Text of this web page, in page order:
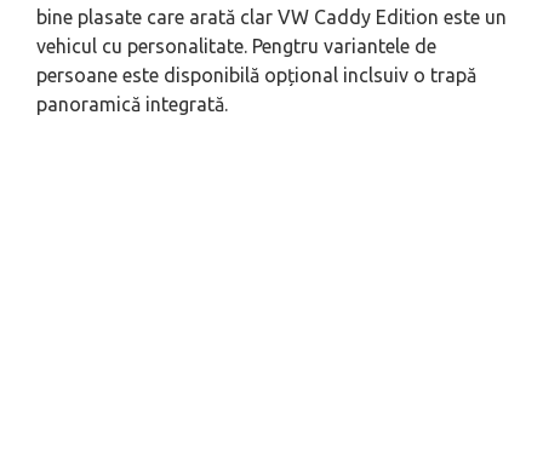
bine plasate care arată clar VW Caddy Edition este un
vehicul cu personalitate. Pengtru variantele de
persoane este disponibilă opțional inclsuiv o trapă
panoramică integrată.